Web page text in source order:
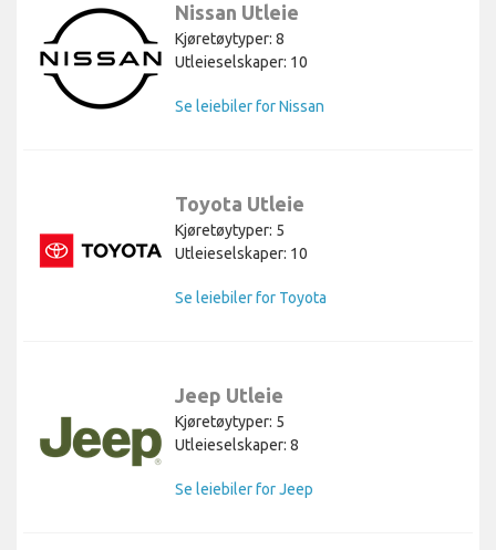
Nissan Utleie
Kjøretøytyper: 8
Utleieselskaper: 10
Se leiebiler for Nissan
Toyota Utleie
Kjøretøytyper: 5
Utleieselskaper: 10
Se leiebiler for Toyota
Jeep Utleie
Kjøretøytyper: 5
Utleieselskaper: 8
Se leiebiler for Jeep